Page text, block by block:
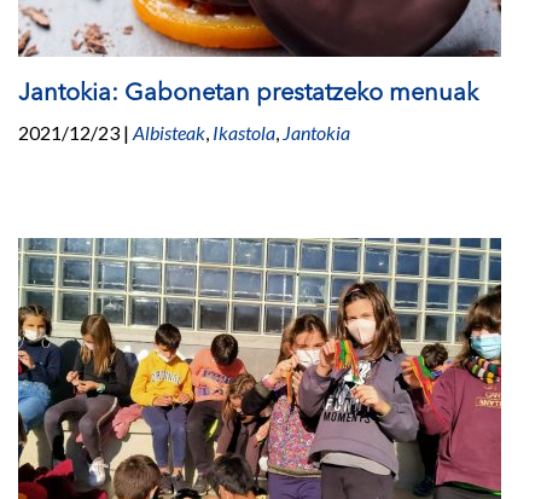
Jantokia: Gabonetan prestatzeko menuak
2021/12/23 | Albisteak, Ikastola, Jantokia